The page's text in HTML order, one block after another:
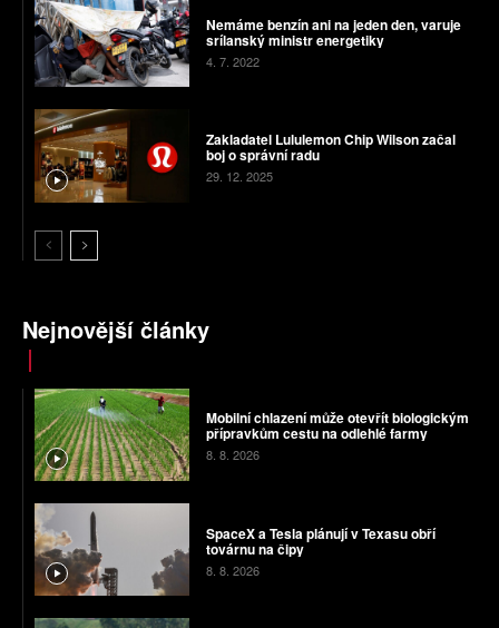
Nemáme benzín ani na jeden den, varuje
srílanský ministr energetiky
4. 7. 2022
Zakladatel Lululemon Chip Wilson začal
boj o správní radu
29. 12. 2025
Nejnovější články
Mobilní chlazení může otevřít biologickým
přípravkům cestu na odlehlé farmy
8. 8. 2026
SpaceX a Tesla plánují v Texasu obří
továrnu na čipy
8. 8. 2026